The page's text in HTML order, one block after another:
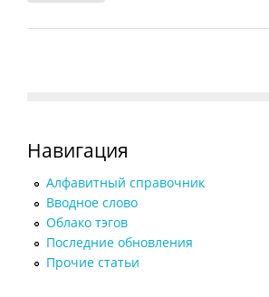
Навигация
Алфавитный справочник
Вводное слово
Облако тэгов
Последние обновления
Прочие статьи